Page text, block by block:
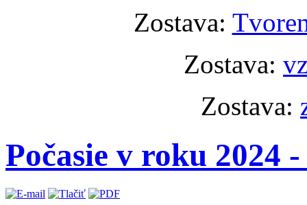
Zostava:
Zostava:
Zostava:
Počasie v roku 2024 -